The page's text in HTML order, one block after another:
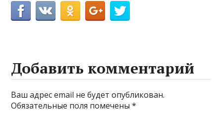
Добавить комментарий
Ваш адрес email не будет опубликован.
Обязательные поля помечены*